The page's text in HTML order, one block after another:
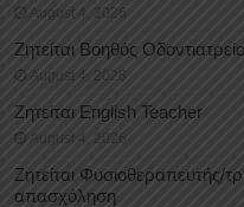
August 4, 2026
Ζητείται Βοηθός
August 4, 2026
Ζητείται English Teacher
August 4, 2026
Ζητείται Φυσιοθεραπευτής/
απασχόληση